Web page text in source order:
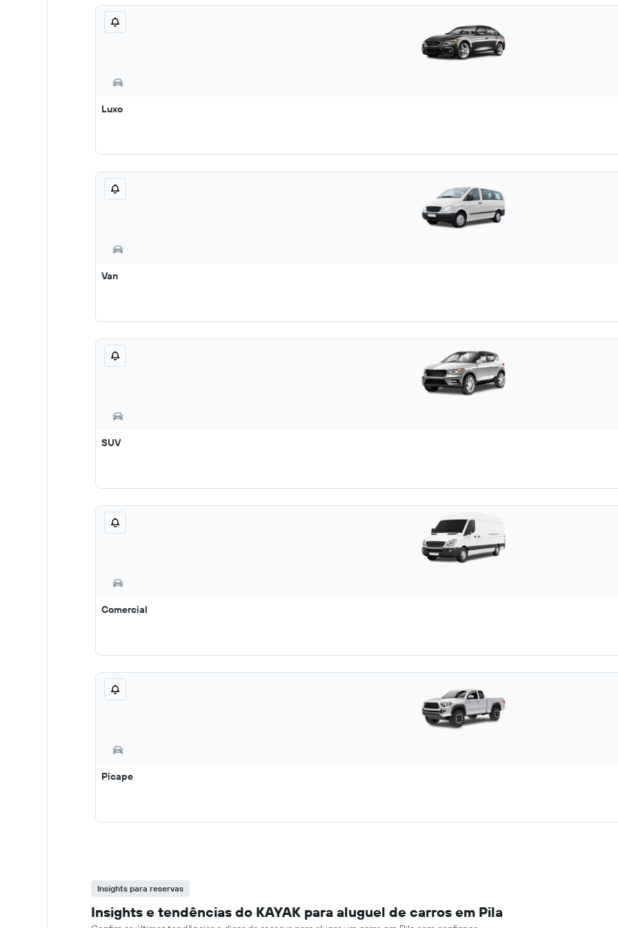
Luxo
Van
SUV
Comercial
Picape
Insights para reservas
Insights e tendências do KAYAK para aluguel de carros em Pila